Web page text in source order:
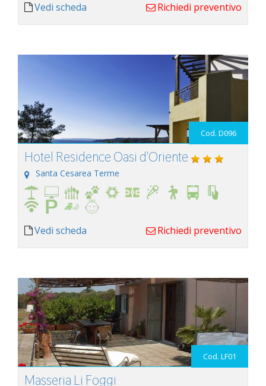
Vedi scheda Richiedi preventivo
Cod. D096
Hotel Residence Oasi d'Oriente
Santa Cesarea Terme
Vedi scheda Richiedi preventivo
Cod. LF01
Masseria Li Foggi